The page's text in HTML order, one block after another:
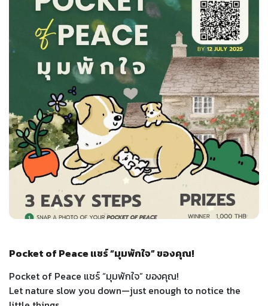
Pocket of Peace แชร์ “มุมพักใจ” ของคุณ!
Pocket of Peace แชร์ “มุมพักใจ” ของคุณ!
Let nature slow you down—just enough to notice the